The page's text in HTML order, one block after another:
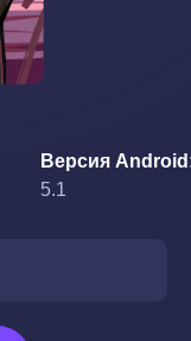
Версия Android
5.1